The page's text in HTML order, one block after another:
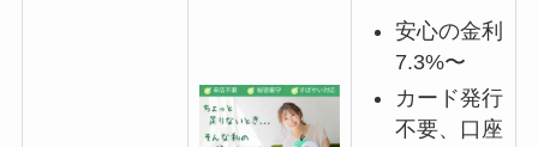
安心の金利
7.3%〜
カード発行
不要、口座